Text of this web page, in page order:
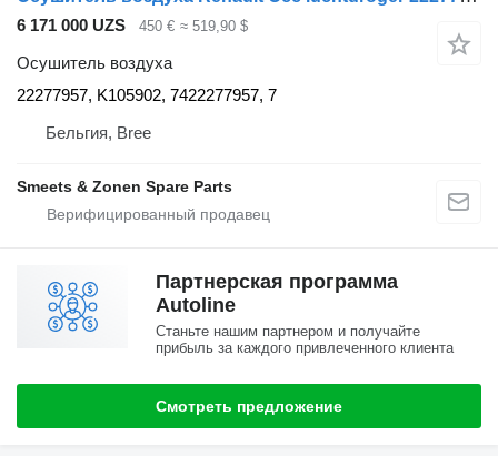
6 171 000 UZS 450 € ≈ 519,90 $
Осушитель воздуха
22277957, K105902, 7422277957, 7
Бельгия, Bree
Smeets & Zonen Spare Parts
Партнерская программа
Autoline
Станьте нашим партнером и получайте
прибыль за каждого привлеченного клиента
Смотреть предложение